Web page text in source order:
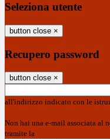
Seleziona utente
button close ×
Recupero password
button close ×
all'indirizzo indicato con le
Non hai una e-mail associata al
tramite la